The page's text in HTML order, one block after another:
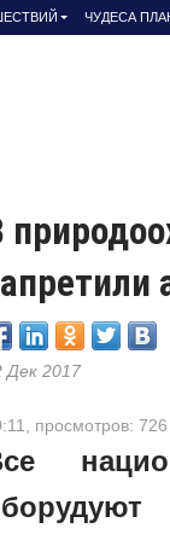
ЧУДЕСА
Дек 2017
просмотров: 726